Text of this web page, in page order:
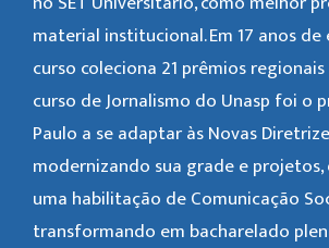
material institucional. Em 17 anos de
curso coleciona 21 prêmios regionais
curso de Jornalismo do Unasp foi o
Paulo a se adaptar às Novas
modernizando sua grade e
uma habilitação de Comunicação
transformando em bacharelado